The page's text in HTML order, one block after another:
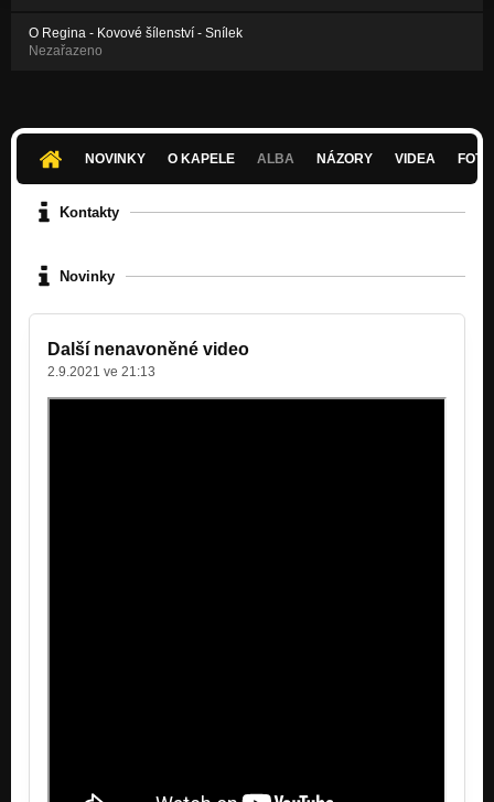
O Regina - Kovové šílenství - Snílek
Nezařazeno
NOVINKY O KAPELE ALBA NÁZORY VIDEA
Kontakty
Novinky
Další nenavoněné video
2.9.2021 ve 21:13